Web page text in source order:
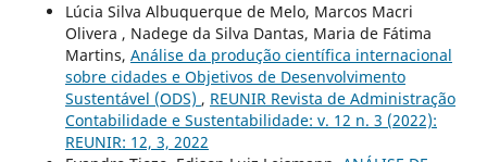
Lúcia Silva Albuquerque de Melo, Marcos Macri
Olivera , Nadege da Silva Dantas, Maria de Fátima
Martins, Análise da produção científica internacional
sobre cidades e Objetivos de Desenvolvimento
Sustentável (ODS) , REUNIR Revista de Administração
Contabilidade e Sustentabilidade: v. 12 n. 3 (2022):
REUNIR: 12, 3, 2022